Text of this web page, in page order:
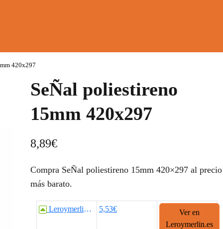
420x297
SeÑal poliestireno
15mm 420x297
8,89€
Compra SeÑal poliestireno 15mm 420×297 al precio
más barato.
Leroymerlin.es 5,53€
Ver en
Leroymerlin.es